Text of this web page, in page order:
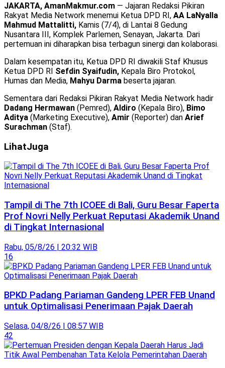
JAKARTA, AmanMakmur.com — Jajaran Redaksi Pikiran
Rakyat Media Network menemui Ketua DPD RI, AA LaNyalla
Mahmud Mattalitti, Kamis (7/4), di Lantai 8 Gedung
Nusantara III, Komplek Parlemen, Senayan, Jakarta. Dari
pertemuan ini diharapkan bisa terbagun sinergi dan kolaborasi.
Dalam kesempatan itu, Ketua DPD RI diwakili Staf Khusus
Ketua DPD RI Sefdin Syaifudin, Kepala Biro Protokol,
Humas dan Media, Mahyu Darma beserta jajaran.
Sementara dari Redaksi Pikiran Rakyat Media Network hadir
Dadang Hermawan (Pemred), Aldiro (Kepala Biro), Bimo
Aditya (Marketing Executive), Amir (Reporter) dan Arief
Surachman (Staf).
LihatJuga
Tampil di The 7th ICOEE di Bali, Guru Besar Faperta
Prof Novri Nelly Perkuat Reputasi Akademik Unand
di Tingkat Internasional
Rabu, 05/8/26 | 20:32 WIB
16
BPKD Padang Pariaman Gandeng LPER FEB Unand
untuk Optimalisasi Penerimaan Pajak Daerah
Selasa, 04/8/26 | 08:57 WIB
42